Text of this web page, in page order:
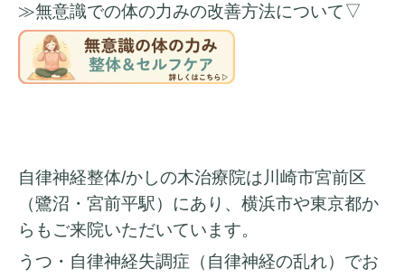
≫無意識での体の力みの改善方法について▽
自律神経整体/かしの木治療院は川崎市宮前区
（鷺沼・宮前平駅）にあり、横浜市や東京都か
らもご来院いただいています。
うつ・自律神経失調症（自律神経の乱れ）でお